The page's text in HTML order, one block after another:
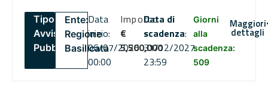
Tipo:
Avviso
Pubblico
Ente:
Regione
Basilicata
Data
inizio:
06/07/2026
00:00
Importo
€
5,500,000
Data di
scadenza:
31/12/2027
23:59
Giorni
alla
scadenza:
509
Maggiori
dettagli